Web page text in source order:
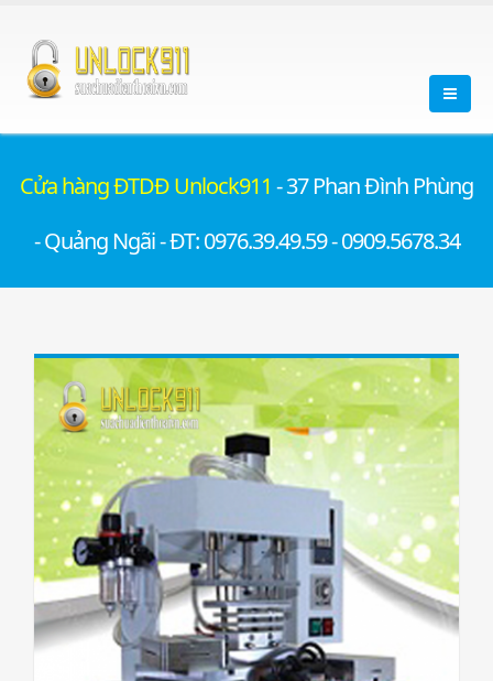
Cửa hàng ĐTDĐ Unlock911 - 37 Phan Đình Phùng
- Quảng Ngãi - ĐT: 0976.39.49.59 - 0909.5678.34